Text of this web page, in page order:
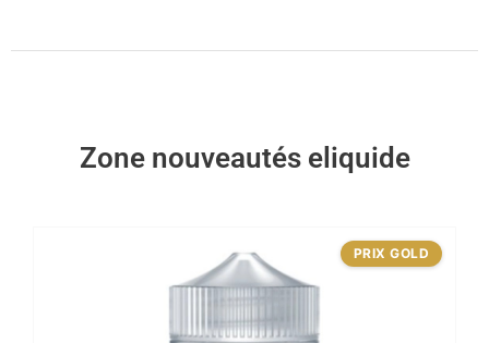
Zone nouveautés eliquide
PRIX GOLD